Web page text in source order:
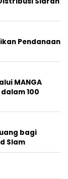
Pendanaan
MANGA
100
bagi
Slam